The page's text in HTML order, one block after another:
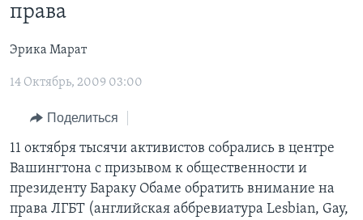
контент
Перейти
навигации
Перейти
поиск
НОВОСТИ ЗА МИНУТУ
ИТОГИ
ПОЧЕМУ ЭТО ВАЖНО?
ДИСКУССИЯ VOA
ДЕТАЛИ
НЬЮ-ЙОРК NEW YORK
ПРОЕКТЫ
УЧИМ АНГЛИЙСКИЙ
НАША АМЕРИКАНСКАЯ ИСТОРИЯ
А КАК В АМЕРИКЕ?
АРТЕФАКТЫ
АМЕРИКАНСКИЕ ГОРОДКИ
ТЕСТЫ
ЭКСПЕРТИЗА
ИНТЕРВЬЮ
ФАКТЫ ПРОТИВ ФЕЙКОВ
ЗА СВОБОДУ ПРЕССЫ
УЧИМ АНГЛИЙСКИЙ
ВИДЕО
права
Эрика Марат
14 Октябрь, 2009 03:00
Поделиться
11 октября тысячи активистов собрались в центре
Вашингтона с призывом к общественности и
президенту Бараку Обаме обратить внимание на
права ЛГБТ (английская аббревиатура Lesbian, Gay,